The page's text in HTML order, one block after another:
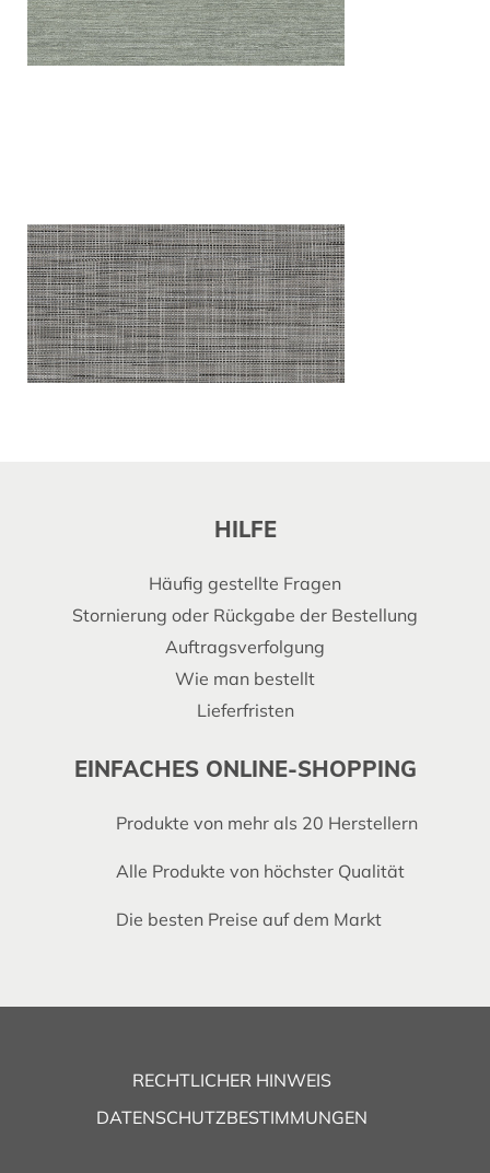
HILFE
Häufig gestellte Fragen
Stornierung oder Rückgabe der Bestellung
Auftragsverfolgung
Wie man bestellt
Lieferfristen
EINFACHES ONLINE-SHOPPING
Produkte von mehr als 20 Herstellern
Alle Produkte von höchster Qualität
Die besten Preise auf dem Markt
RECHTLICHER HINWEIS
DATENSCHUTZBESTIMMUNGEN